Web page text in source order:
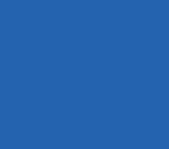
oder verwitweten
Partnern
einem ausländischen
- berufen